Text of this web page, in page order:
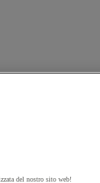
del nostro sito web!